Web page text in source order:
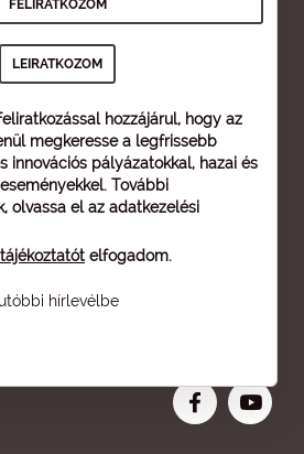
hozzájárul, hogy az
megkeresse a legfrissebb
innovációs pályázatokkal, hazai és
További
olvassa el az adatkezelési
elfogadom.
hírlevélbe